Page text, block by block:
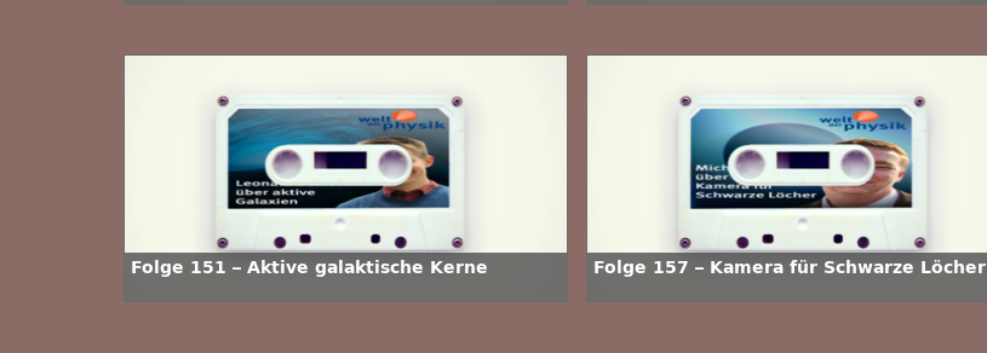
Folge 151 – Aktive galaktische Kerne Folge 157 – Kamera für Schwarze Löcher